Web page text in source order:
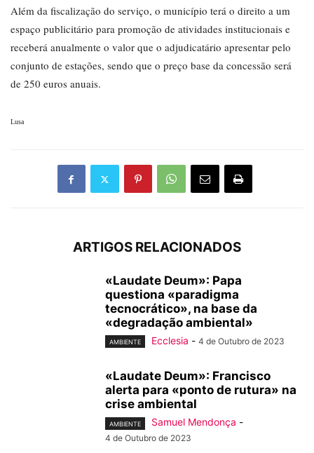
Além da fiscalização do serviço, o município terá o direito a um
espaço publicitário para promoção de atividades institucionais e
receberá anualmente o valor que o adjudicatário apresentar pelo
conjunto de estações, sendo que o preço base da concessão será
de 250 euros anuais.
Lusa
ARTIGOS RELACIONADOS
«Laudate Deum»: Papa
questiona «paradigma
tecnocrático», na base da
«degradação ambiental»
AMBIENTE Ecclesia - 4 de Outubro de 2023
«Laudate Deum»: Francisco
alerta para «ponto de rutura» na
crise ambiental
AMBIENTE Samuel Mendonça -
4 de Outubro de 2023